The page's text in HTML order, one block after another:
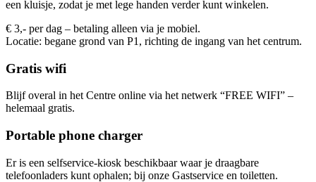
een kluisje, zodat je met lege handen verder kunt winkelen.
€ 3,- per dag – betaling alleen via je mobiel.
Locatie: begane grond van P1, richting de ingang van het centrum.
Gratis wifi
Blijf overal in het Centre online via het netwerk “FREE WIFI” –
helemaal gratis.
Portable phone charger
Er is een selfservice-kiosk beschikbaar waar je draagbare
telefoonladers kunt ophalen; bij onze Gastservice en toiletten.